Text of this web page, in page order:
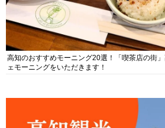
高知のおすすめモーニング20選！「喫茶店の街
ェモーニングをいただきます！